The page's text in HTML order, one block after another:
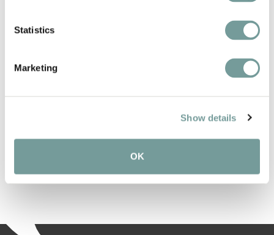
Statistics
Marketing
Show details
OK
Atelier Munro brengt tijdloze elegantie en
Lees meer